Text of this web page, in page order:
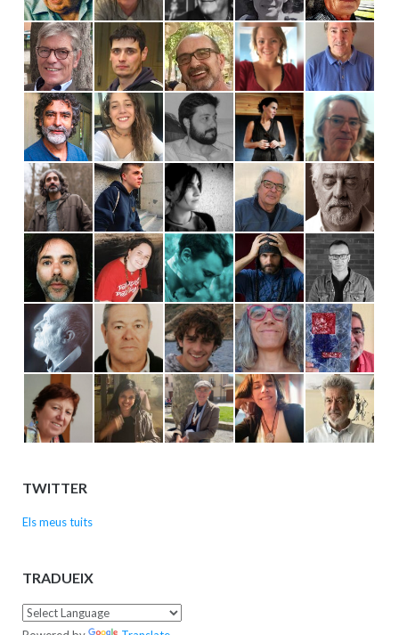
TWITTER
Els meus tuits
TRADUEIX